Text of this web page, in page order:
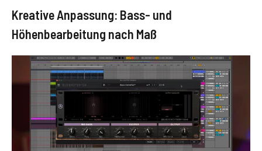
Kreative Anpassung: Bass- und
Höhenbearbeitung nach Maß